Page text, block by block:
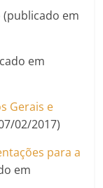
(publicado em
em
Gerais e
02/2017)
para a
em